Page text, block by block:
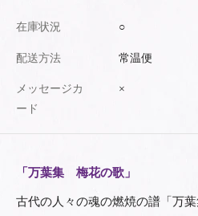
在庫状況 ○
配送方法 常温便
メッセージカ
ード
×
「万葉集 梅花の歌」
古代の人々の魂の燃焼の譜「万